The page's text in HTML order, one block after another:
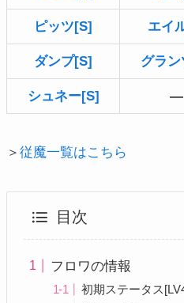
ピッツ[S] エイ
ダンプ[S] グラ
シュネー[S] ―
＞ 従魔一覧はこちら
目次
フロワの情報
初期ステータス